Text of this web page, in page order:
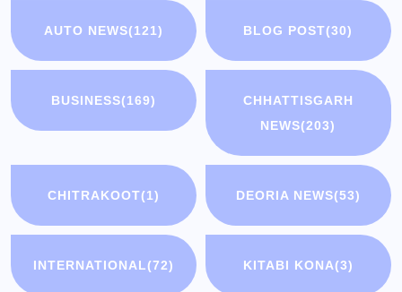
AUTO NEWS(121) BLOG POST(30)
BUSINESS(169)
CHHATTISGARH
NEWS(203)
CHITRAKOOT(1) DEORIA NEWS(53)
INTERNATIONAL(72) KITABI KONA(3)